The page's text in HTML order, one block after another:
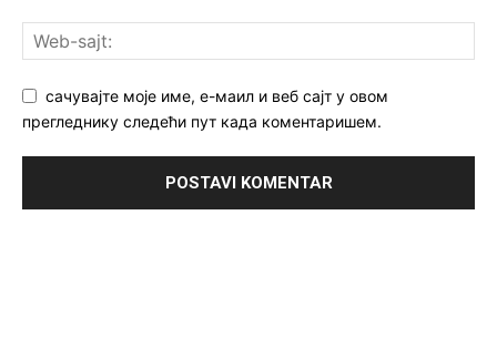
сачувајте моје име, е-маил и веб сајт у овом
прегледнику следећи пут када коментаришем.